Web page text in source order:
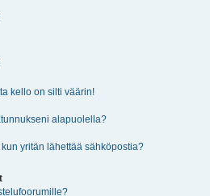
kello on silti väärin!
alapuolella?
yritän lähettää sähköpostia?